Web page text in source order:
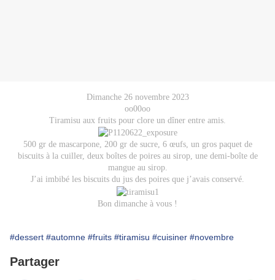
Dimanche 26 novembre 2023
oo00oo
Tiramisu aux fruits pour clore un dîner entre amis.
500 gr de mascarpone, 200 gr de sucre, 6 œufs, un gros paquet de
biscuits à la cuiller, deux boîtes de poires au sirop, une demi-boîte de
mangue au sirop.
J’ai imbibé les biscuits du jus des poires que j’avais conservé.
Bon dimanche à vous !
#dessert #automne #fruits #tiramisu #cuisiner #novembre
Partager